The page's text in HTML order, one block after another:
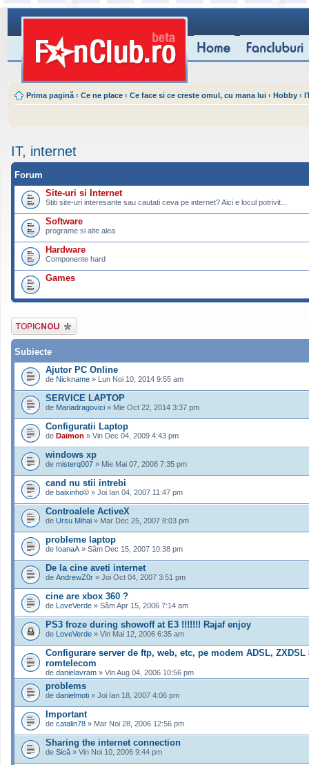
Prima pagină ‹ Ce ne place ‹ Ce face si ce creste omul, cu mana lui ‹ Hobby ‹
IT, internet
Forum
Site-uri si Internet
Stiti site-uri interesante sau cautati ceva pe internet? Aici e locul potrivit...
Software
programe si alte alea
Hardware
Componente hard
Games
Scrie un subiect
nou
Subiecte
Ajutor PC Online
de Nickname » Lun Noi 10, 2014 9:55 am
SERVICE LAPTOP
de Mariadragovici » Mie Oct 22, 2014 3:37 pm
Configuratii Laptop
de Daïmon » Vin Dec 04, 2009 4:43 pm
windows xp
de misterq007 » Mie Mai 07, 2008 7:35 pm
cand nu stii intrebi
de baixinho© » Joi Ian 04, 2007 11:47 pm
Controalele ActiveX
de Ursu Mihai » Mar Dec 25, 2007 8:03 pm
probleme laptop
de IoanaA » Sâm Dec 15, 2007 10:38 pm
De la cine aveti internet
de AndrewZ0r » Joi Oct 04, 2007 3:51 pm
cine are xbox 360 ?
de LoveVerde » Sâm Apr 15, 2006 7:14 am
PS3 froze during showoff at E3 !!!!!!! Rajaf enjoy
de LoveVerde » Vin Mai 12, 2006 6:35 am
Configurare server de ftp, web, etc, pe modem ADSL, ZXDSL
romtelecom
de danielavram » Vin Aug 04, 2006 10:56 pm
problems
de danielmoti » Joi Ian 18, 2007 4:06 pm
Important
de catalin78 » Mar Noi 28, 2006 12:56 pm
Sharing the internet connection
de Sică » Vin Noi 10, 2006 9:44 pm